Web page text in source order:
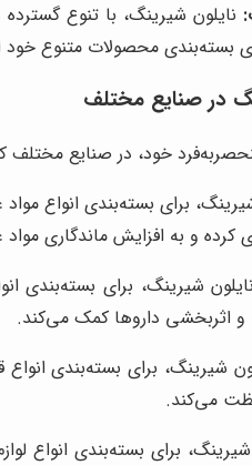
نایلون شیرینگ، با تنوع
بسته‌بندی محصولات متنوع خود
در صنایع مختلف
خود، در صنایع مختلف
برای بسته‌بندی انواع
و به افزایش ماندگاری
نایلون شیرینگ، برای بسته‌بندی
اثربخشی داروها کمک می‌کند.
شیرینگ، برای بسته‌بندی
می‌کند.
شیرینگ، برای بسته‌بندی انواع